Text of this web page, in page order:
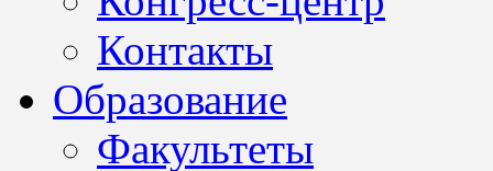
Контакты
Образование
Факультеты